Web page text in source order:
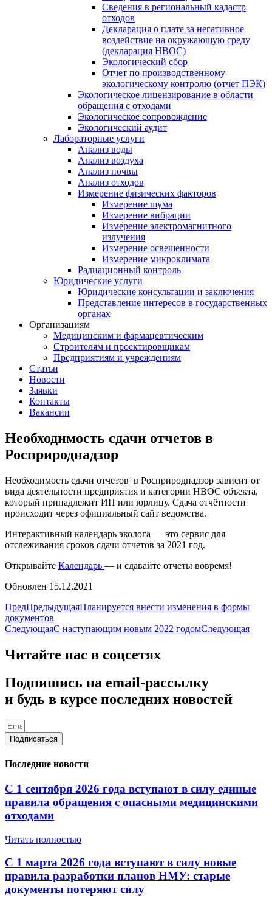
Сведения в региональный кадастр
отходов
Декларация о плате за негативное
воздействие на окружающую среду
(декларация НВОС)
Экологический сбор
Отчет по производственному
экологическому контролю (отчет ПЭК)
Экологическое лицензирование в области
обращения с отходами
Экологическое сопровождение
Экологический аудит
Лабораторные услуги
Анализ воды
Анализ воздуха
Анализ почвы
Анализ отходов
Измерение физических факторов
Измерение шума
Измерение вибрации
Измерение электромагнитного
излучения
Измерение освещенности
Измерение микроклимата
Радиационный контроль
Юридические услуги
Юридические консультации и заключения
Представление интересов в государственных
органах​
Организациям
Медицинским и фармацевтическим
Строителям и проектировщикам
Предприятиям и учреждениям
Статьи
Новости
Заявки
Контакты
Вакансии
Необходимость сдачи отчетов в
Росприроднадзор
Необходимость сдачи отчетов в Росприроднадзор зависит от
вида деятельности предприятия и категории НВОС объекта,
который принадлежит ИП или юрлицу. Сдача отчётности
происходит через официальный сайт ведомства.
Интерактивный календарь эколога — это сервис для
отслеживания сроков сдачи отчетов за 2021 год.
Открывайте Календарь — и сдавайте отчеты вовремя!
Обновлен 15.12.2021
ПредПредыдущаяПланируется внести изменения в формы
документов
СледующаяС наступающим новым 2022 годомСледующая
Читайте нас в соцсетях
Подпишись на email-рассылку
и будь в курсе последних новостей
Подписаться
Последние новости
С 1 сентября 2026 года вступают в силу единые
правила обращения с опасными медицинскими
отходами
Читать полностью
С 1 марта 2026 года вступают в силу новые
правила разработки планов НМУ: старые
документы потеряют силу